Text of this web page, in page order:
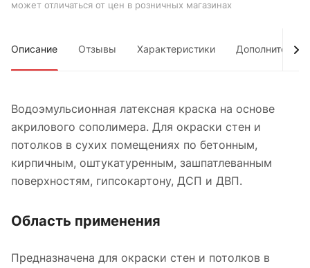
может отличаться от цен в розничных магазинах
Описание Отзывы Характеристики Дополнительно
Водоэмульсионная латексная краска на основе
акрилового сополимера. Для окраски стен и
потолков в сухих помещениях по бетонным,
кирпичным, оштукатуренным, зашпатлеванным
поверхностям, гипсокартону, ДСП и ДВП.
Область применения
Предназначена для окраски стен и потолков в